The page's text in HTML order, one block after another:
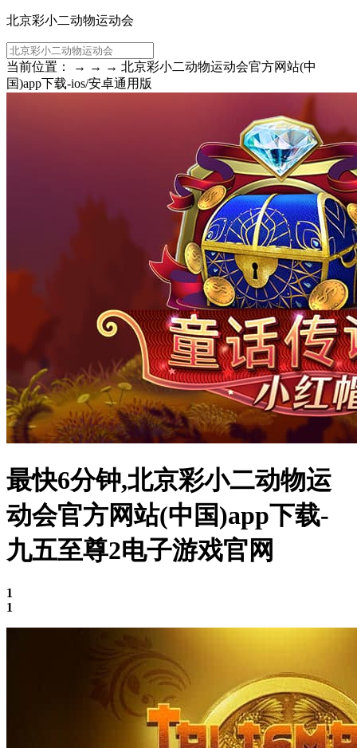
北京彩小二动物运动会
当前位置： → → → 北京彩小二动物运动会官方网站(中
国)app下载-ios/安卓通用版
最快6分钟,北京彩小二动物运
动会官方网站(中国)app下载-
九五至尊2电子游戏官网
1
1